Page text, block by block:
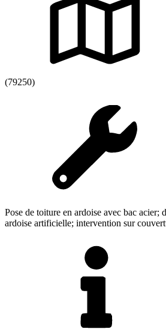
(79250)
Pose de toiture en ardoise avec bac acier;
ardoise artificielle; intervention sur